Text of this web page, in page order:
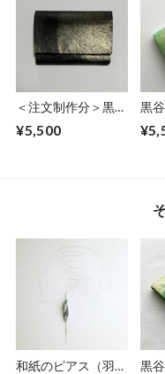
＜注文制作分＞黒谷
曜】No.4
¥5,500
黒
和紙のピアス（羽）
黒